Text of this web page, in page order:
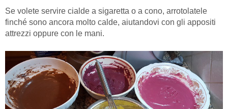
Se volete servire cialde a sigaretta o a cono, arrotolatele
finché sono ancora molto calde, aiutandovi con gli appositi
attrezzi oppure con le mani.